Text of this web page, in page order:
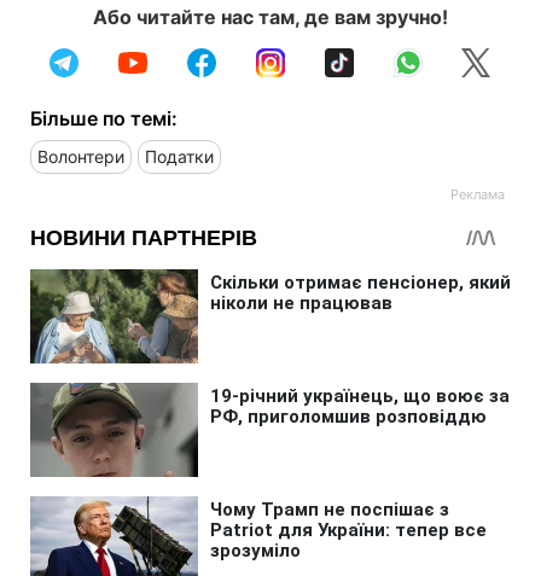
Або читайте нас там, де вам зручно!
Більше по темі:
Волонтери Податки